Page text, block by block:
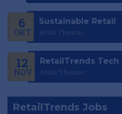
6
OKT
Sustainable Retail
AFAS Theater
12
NOV
RetailTrends Tech
AFAS Theater
RetailTrends Jobs